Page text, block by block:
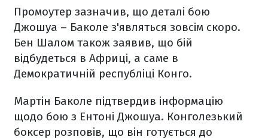
Промоутер зазначив, що деталі бою
Джошуа – Баколе з'являться зовсім скоро.
Бен Шалом також заявив, що бій
відбудеться в Африці, а саме в
Демократичній республіці Конго.
Мартін Баколе підтвердив інформацію
щодо бою з Ентоні Джошуа. Конголезький
боксер розповів, що він готується до